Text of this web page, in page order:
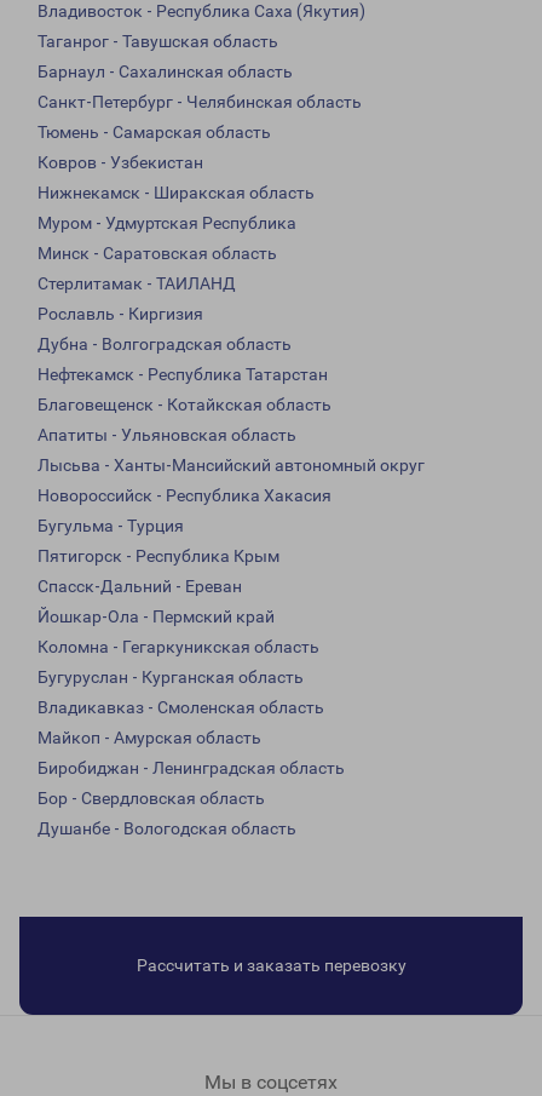
Владивосток - Республика Саха (Якутия)
Таганрог - Тавушская область
Барнаул - Сахалинская область
Санкт-Петербург - Челябинская область
Тюмень - Самарская область
Ковров - Узбекистан
Нижнекамск - Ширакская область
Муром - Удмуртская Республика
Минск - Саратовская область
Стерлитамак - ТАИЛАНД
Рославль - Киргизия
Дубна - Волгоградская область
Нефтекамск - Республика Татарстан
Благовещенск - Котайкская область
Апатиты - Ульяновская область
Лысьва - Ханты-Мансийский автономный округ
Новороссийск - Республика Хакасия
Бугульма - Турция
Пятигорск - Республика Крым
Спасск-Дальний - Ереван
Йошкар-Ола - Пермский край
Коломна - Гегаркуникская область
Бугуруслан - Курганская область
Владикавказ - Смоленская область
Майкоп - Амурская область
Биробиджан - Ленинградская область
Бор - Свердловская область
Душанбе - Вологодская область
Рассчитать и заказать перевозку
Мы в соцсетях